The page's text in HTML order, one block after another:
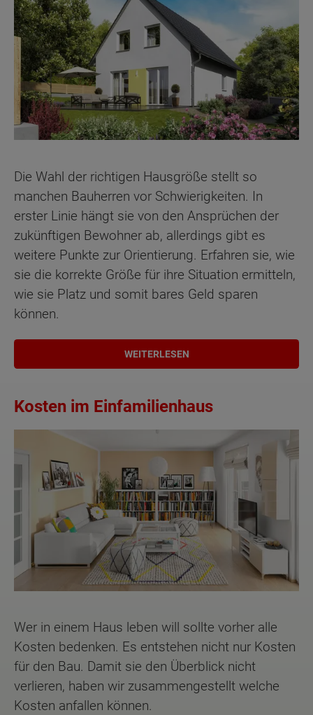
Die Wahl der richtigen Hausgröße stellt so
manchen Bauherren vor Schwierigkeiten. In
erster Linie hängt sie von den Ansprüchen der
zukünftigen Bewohner ab, allerdings gibt es
weitere Punkte zur Orientierung. Erfahren sie, wie
sie die korrekte Größe für ihre Situation ermitteln,
wie sie Platz und somit bares Geld sparen
können.
WEITERLESEN
Kosten im Einfamilienhaus
Wer in einem Haus leben will sollte vorher alle
Kosten bedenken. Es entstehen nicht nur Kosten
für den Bau. Damit sie den Überblick nicht
verlieren, haben wir zusammengestellt welche
Kosten anfallen können.